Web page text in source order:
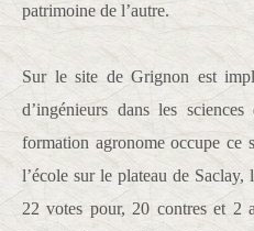
patrimoine de l’autre.
Sur le site de Grignon est
d’ingénieurs dans les
formation agronome occupe ce
l’école sur le plateau de
22 votes pour, 20 contres et 2